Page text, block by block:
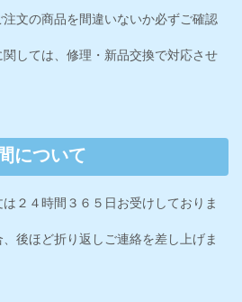
文の商品を間違いないか必ずご確認
しては、修理・新品交換で対応させ
について
２４時間３６５日お受けしておりま
後ほど折り返しご連絡を差し上げま